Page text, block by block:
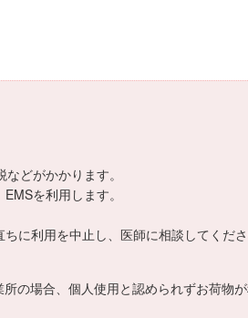
どがかかります。
を利用します。
に利用を中止し、医師に相談してくださ
の場合、個人使用と認められずお荷物